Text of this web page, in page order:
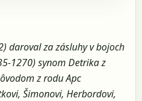
daroval za zásluhy v bojoch
1270) synom Detrika z
z rodu Apc
Šimonovi, Herbordovi,